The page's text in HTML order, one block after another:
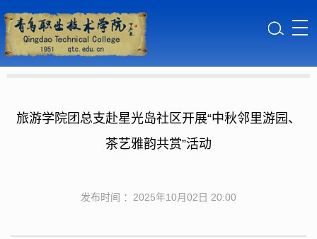
旅游学院团总支赴星光岛社区开展“中秋邻里游园、
茶艺雅韵共赏”活动
发布时间 ：2025年10月02日 20:00